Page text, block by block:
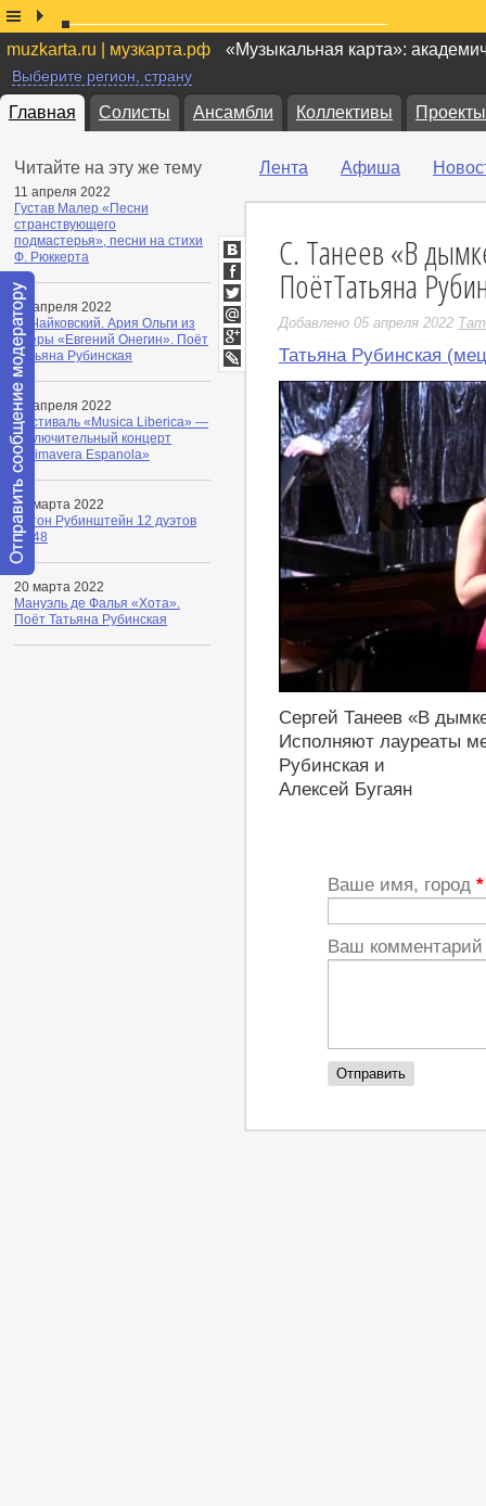
muzkarta.ru | музкарта.рф «Музыкальная карта»:
Выберите регион, страну
Главная Солисты Ансамбли Коллективы Проекты
Читайте на эту же тему
11 апреля 2022
Густав Малер «Песни
странствующего
подмастерья», песни на стихи
Ф. Рюккерта
07 апреля 2022
П. Чайковский. Ария Ольги из
оперы «Евгений Онегин». Поёт
Татьяна Рубинская
07 апреля 2022
Фестиваль «Musica Liberica» —
заключительный концерт
«Primavera Espanola»
25 марта 2022
Антон Рубинштейн 12 дуэтов
ор 48
20 марта 2022
Мануэль де Фалья «Хота».
Поёт Татьяна Рубинская
Лента Афиша
С. Танеев «В
ПоётТатьяна
Добавлено 05 апреля 2022
Татьяна Рубинская
Сергей Танеев «В
Исполняют лауреаты
Рубинская и
Алексей Бугаян
ВКонтакте
Facebook
Twitter
Мой
Мир
Google+
LiveJournal
Ваше имя, город *
Ваш
Отправить
сообщение
модератору